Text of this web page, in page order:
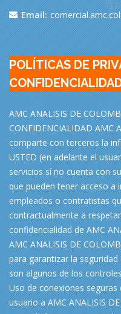
Email:
POLÍTICAS DE
AMC ANALISIS DE
CONFIDENCIALIDAD AMC
comparte con terceros la
USTED (en adelante el
servicios sí no cuenta con
que pueden tener acceso a
empleados o contratistas
contractualmente a
confidencialidad de AMC
AMC ANALISIS DE
para garantizar la
son algunos de los
Uso de conexiones
usuario a AMC ANALISIS